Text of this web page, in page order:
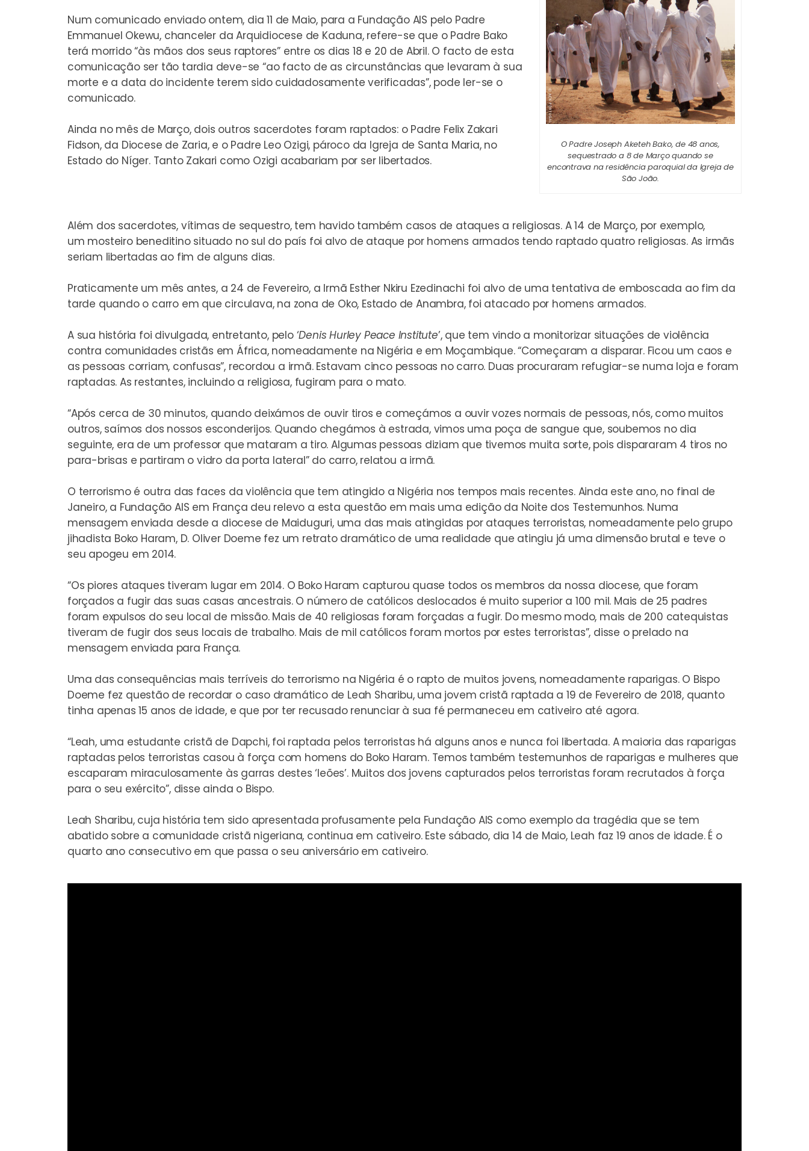
Num comunicado enviado ontem, dia 11 de Maio, para a Fundação AIS pelo Padre
Emmanuel Okewu, chanceler da Arquidiocese de Kaduna, refere-se que o Padre Bako
terá morrido “às mãos dos seus raptores” entre os dias 18 e 20 de Abril. O facto de esta
comunicação ser tão tardia deve-se “ao facto de as circunstâncias que levaram à sua
morte e a data do incidente terem sido cuidadosamente verificadas”, pode ler-se o
comunicado.
Ainda no mês de Março, dois outros sacerdotes foram raptados: o Padre Felix Zakari
Fidson, da Diocese de Zaria, e o Padre Leo Ozigi, pároco da Igreja de Santa Maria, no
Estado do Níger. Tanto Zakari como Ozigi acabariam por ser libertados.
O Padre Joseph Aketeh Bako, de 48 anos,
sequestrado a 8 de Março quando se
encontrava na residência paroquial da Igreja de
São João.
Além dos sacerdotes, vítimas de sequestro, tem havido também casos de ataques a religiosas. A 14 de Março, por exemplo,
um mosteiro beneditino situado no sul do país foi alvo de ataque por homens armados tendo raptado quatro religiosas. As irmãs
seriam libertadas ao fim de alguns dias.
Praticamente um mês antes, a 24 de Fevereiro, a Irmã Esther Nkiru Ezedinachi foi alvo de uma tentativa de emboscada ao fim da
tarde quando o carro em que circulava, na zona de Oko, Estado de Anambra, foi atacado por homens armados.
A sua história foi divulgada, entretanto, pelo ‘Denis Hurley Peace Institute’, que tem vindo a monitorizar situações de violência
contra comunidades cristãs em África, nomeadamente na Nigéria e em Moçambique. “Começaram a disparar. Ficou um caos e
as pessoas corriam, confusas”, recordou a irmã. Estavam cinco pessoas no carro. Duas procuraram refugiar-se numa loja e foram
raptadas. As restantes, incluindo a religiosa, fugiram para o mato.
“Após cerca de 30 minutos, quando deixámos de ouvir tiros e começámos a ouvir vozes normais de pessoas, nós, como muitos
outros, saímos dos nossos esconderijos. Quando chegámos à estrada, vimos uma poça de sangue que, soubemos no dia
seguinte, era de um professor que mataram a tiro. Algumas pessoas diziam que tivemos muita sorte, pois dispararam 4 tiros no
para-brisas e partiram o vidro da porta lateral” do carro, relatou a irmã.
O terrorismo é outra das faces da violência que tem atingido a Nigéria nos tempos mais recentes. Ainda este ano, no final de
Janeiro, a Fundação AIS em França deu relevo a esta questão em mais uma edição da Noite dos Testemunhos. Numa
mensagem enviada desde a diocese de Maiduguri, uma das mais atingidas por ataques terroristas, nomeadamente pelo grupo
jihadista Boko Haram, D. Oliver Doeme fez um retrato dramático de uma realidade que atingiu já uma dimensão brutal e teve o
seu apogeu em 2014.
“Os piores ataques tiveram lugar em 2014. O Boko Haram capturou quase todos os membros da nossa diocese, que foram
forçados a fugir das suas casas ancestrais. O número de católicos deslocados é muito superior a 100 mil. Mais de 25 padres
foram expulsos do seu local de missão. Mais de 40 religiosas foram forçadas a fugir. Do mesmo modo, mais de 200 catequistas
tiveram de fugir dos seus locais de trabalho. Mais de mil católicos foram mortos por estes terroristas”, disse o prelado na
mensagem enviada para França.
Uma das consequências mais terríveis do terrorismo na Nigéria é o rapto de muitos jovens, nomeadamente raparigas. O Bispo
Doeme fez questão de recordar o caso dramático de Leah Sharibu, uma jovem cristã raptada a 19 de Fevereiro de 2018, quanto
tinha apenas 15 anos de idade, e que por ter recusado renunciar à sua fé permaneceu em cativeiro até agora.
“Leah, uma estudante cristã de Dapchi, foi raptada pelos terroristas há alguns anos e nunca foi libertada. A maioria das raparigas
raptadas pelos terroristas casou à força com homens do Boko Haram. Temos também testemunhos de raparigas e mulheres que
escaparam miraculosamente às garras destes ‘leões’. Muitos dos jovens capturados pelos terroristas foram recrutados à força
para o seu exército”, disse ainda o Bispo.
Leah Sharibu, cuja história tem sido apresentada profusamente pela Fundação AIS como exemplo da tragédia que se tem
abatido sobre a comunidade cristã nigeriana, continua em cativeiro. Este sábado, dia 14 de Maio, Leah faz 19 anos de idade. É o
quarto ano consecutivo em que passa o seu aniversário em cativeiro.